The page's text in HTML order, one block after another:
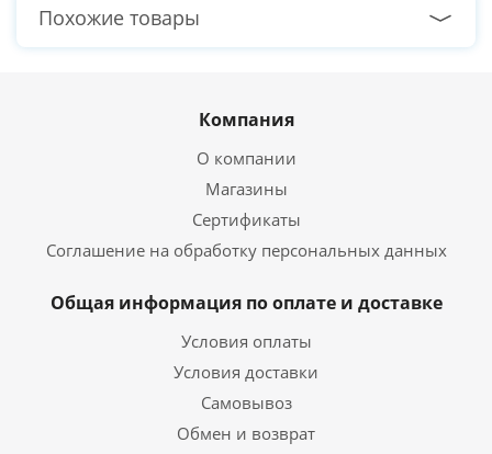
Общий объем
Интерфейс подключения M2 NVMe
Видеокарта
Видеокарта NVIDIA GeForce RTX 4070
Дискретная
Объем видеопамяти
12 ГБ
Операционная система
Похожие товары
Компания
О компании
Магазины
Сертификаты
Соглашение на обработку персональных данных
Общая информация по оплате и доставке
Условия оплаты
Условия доставки
Самовывоз
Обмен и возврат